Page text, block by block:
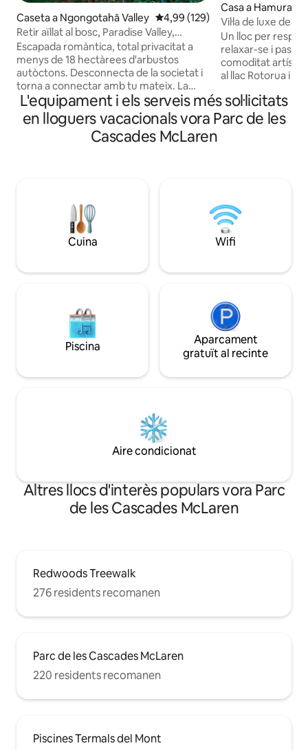
Caseta a Ngongotahā Valley 4,99 de puntuació mitjana d'un
4,99 (129)
Retir aïllat al bosc, Paradise Valley,
Rotorua
Escapada romàntica, total privacitat a
menys de 18 hectàrees d'arbustos
autòctons. Desconnecta de la societat i
torna a connectar amb tu mateix. La
nostra minicasa entre els arbres està
situada entre les falgueres i els pongues,
pensada per a la privacitat, amb només
ocells autòctons com a veïns propers.
la Via Làctia o els nostres cucs de llum. A
15 minuts en cotxe de CBD i Eat Street,
aproximadament a una hora de
Casa a Hamurana
Vil·la de luxe de 3
amb banyera
llac Toka Ridge
Un lloc per
relaxar-se i
comoditat
al llac Rotorua i
banys situat
autòctones i art
quatre vil·les
les estrelles (la
es comparteix
Escapa't junts a
L'equipament i els serveis més sol·licitats
en lloguers vacacionals vora Parc de les
Cascades McLaren
Cuina Wifi
Piscina
Aparcament
gratuït al recinte
Aire condicionat
Altres llocs d'interès populars vora Parc
de les Cascades McLaren
Redwoods Treewalk
276 residents recomanen
Parc de les Cascades McLaren
220 residents recomanen
Piscines Termals del Mont